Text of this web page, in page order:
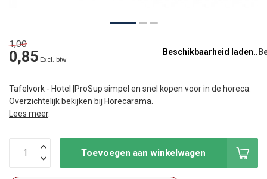
1,00
0,85 Excl. btw
Beschikbaarheid laden..
Tafelvork - Hotel |ProSup simpel en snel kopen voor in de horeca.
Overzichtelijk bekijken bij Horecarama.
Lees meer.
Toevoegen aan winkelwagen